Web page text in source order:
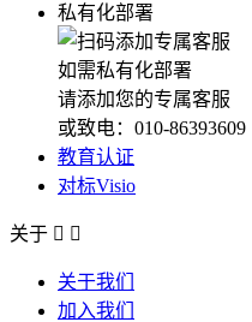
私有化部署
如需私有化部署
请添加您的专属客服
或致电：010-86393609
教育认证
对标Visio
关于  
关于我们
加入我们